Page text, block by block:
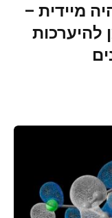
מיידית –
להיערכות